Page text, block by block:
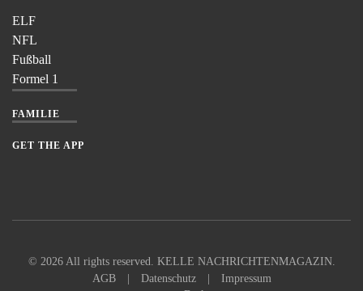
ELF
NFL
Fußball
Formel 1
FAMILIE
GET THE APP
© 2026All rights reserved. KELLE NACHRICHTENMAGAZIN.
AGB| Datenschutz| Impressum